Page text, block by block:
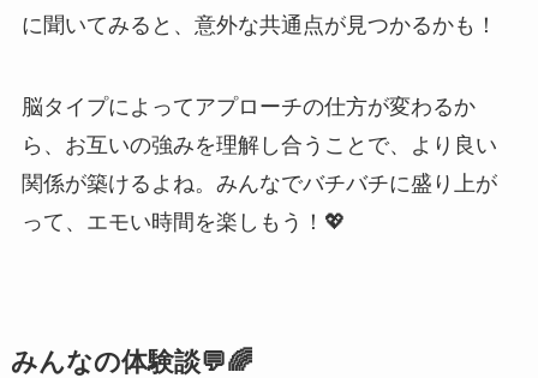
に聞いてみると、意外な共通点が見つかるかも！
脳タイプによってアプローチの仕方が変わるか
ら、お互いの強みを理解し合うことで、より良い
関係が築けるよね。みんなでバチバチに盛り上が
って、エモい時間を楽しもう！💖
みんなの体験談💬🌈